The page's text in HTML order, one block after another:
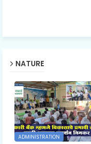
NATURE
ADMINISTRATION